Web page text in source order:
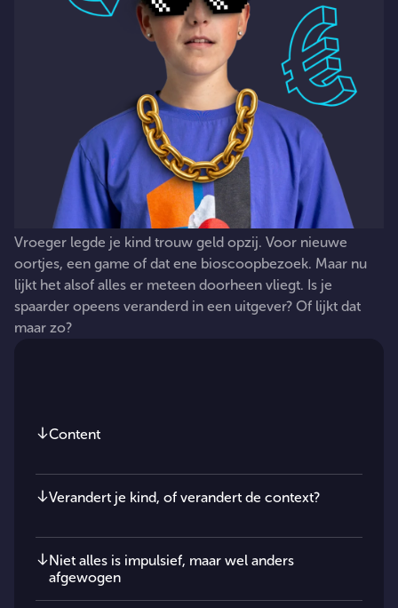
Vroeger legde je kind trouw geld opzij. Voor nieuwe
oortjes, een game of dat ene bioscoopbezoek. Maar nu
lijkt het alsof alles er meteen doorheen vliegt. Is je
spaarder opeens veranderd in een uitgever? Of lijkt dat
maar zo?
In dit artikel
Content
Verandert je kind, of verandert de context?
Niet alles is impulsief, maar wel anders
afgewogen